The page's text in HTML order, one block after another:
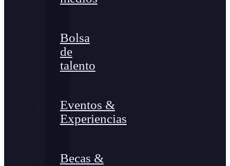
Bolsa
de
talento
Eventos &
Experiencias
Becas &